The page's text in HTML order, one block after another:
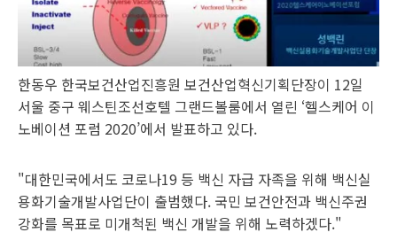
한동우 한국보건산업진흥원 보건산업혁신기획단장이 12일
서울 중구 웨스틴조선호텔 그랜드볼룸에서 열린 ‘헬스케어 이
노베이션 포럼 2020’에서 발표하고 있다.
"대한민국에서도 코로나19 등 백신 자급 자족을 위해 백신실
용화기술개발사업단이 출범했다. 국민 보건안전과 백신주권
강화를 목표로 미개척된 백신 개발을 위해 노력하겠다."